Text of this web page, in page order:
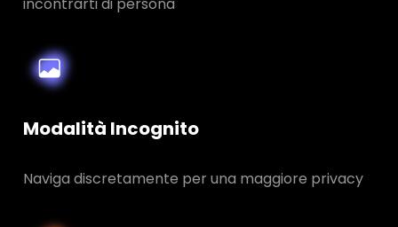
Modalità Incognito
Naviga discretamente per una maggiore privacy